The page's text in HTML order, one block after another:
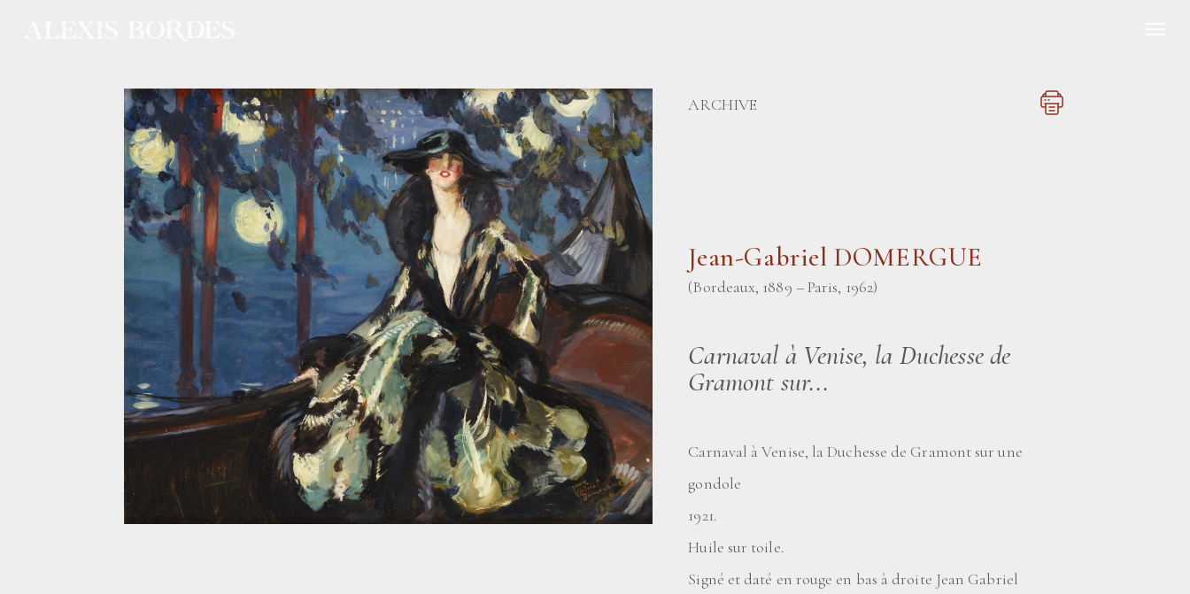
ARCHIVE
Jean-Gabriel DOMERGUE
(Bordeaux, 1889 – Paris, 1962)
Carnaval à Venise, la Duchesse de
Gramont sur...
Carnaval à Venise, la Duchesse de Gramont sur une
gondole
1921.
Huile sur toile.
Signé et daté en rouge en bas à droite Jean Gabriel